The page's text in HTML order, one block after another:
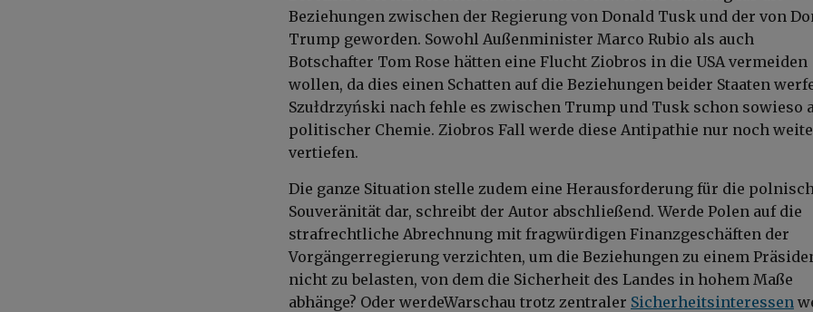
Beziehungen zwischen der Regierung von Donald Tusk und der von
Trump geworden. Sowohl Außenminister Marco Rubio als auch
Botschafter Tom Rose hätten eine Flucht Ziobros in die USA vermeiden
wollen, da dies einen Schatten auf die Beziehungen beider Staaten
Szułdrzyński nach fehle es zwischen Trump und Tusk schon sowieso
politischer Chemie. Ziobros Fall werde diese Antipathie nur noch
vertiefen.
Die ganze Situation stelle zudem eine Herausforderung für die
Souveränität dar, schreibt der Autor abschließend. Werde Polen auf die
strafrechtliche Abrechnung mit fragwürdigen Finanzgeschäften der
Vorgängerregierung verzichten, um die Beziehungen zu einem
nicht zu belasten, von dem die Sicherheit des Landes in hohem Maße
abhänge? Oder werdeWarschau trotz zentraler Sicherheitsinteressen